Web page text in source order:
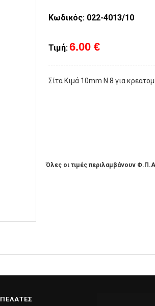
Κωδικός: 022-4013/10
Τιμή:6.00 €
Σίτα Kιμά 10mm Ν.8 για
Όλες οι τιμές περιλαμβάνουν
ΠΕΛΑΤΕΣ